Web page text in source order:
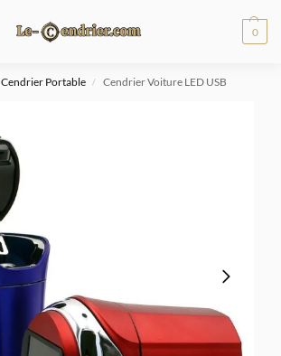
0
Cendrier Portable / Cendrier Voiture LED USB